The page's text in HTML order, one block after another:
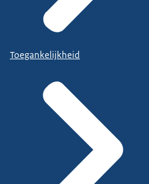
Toegankelijkheid